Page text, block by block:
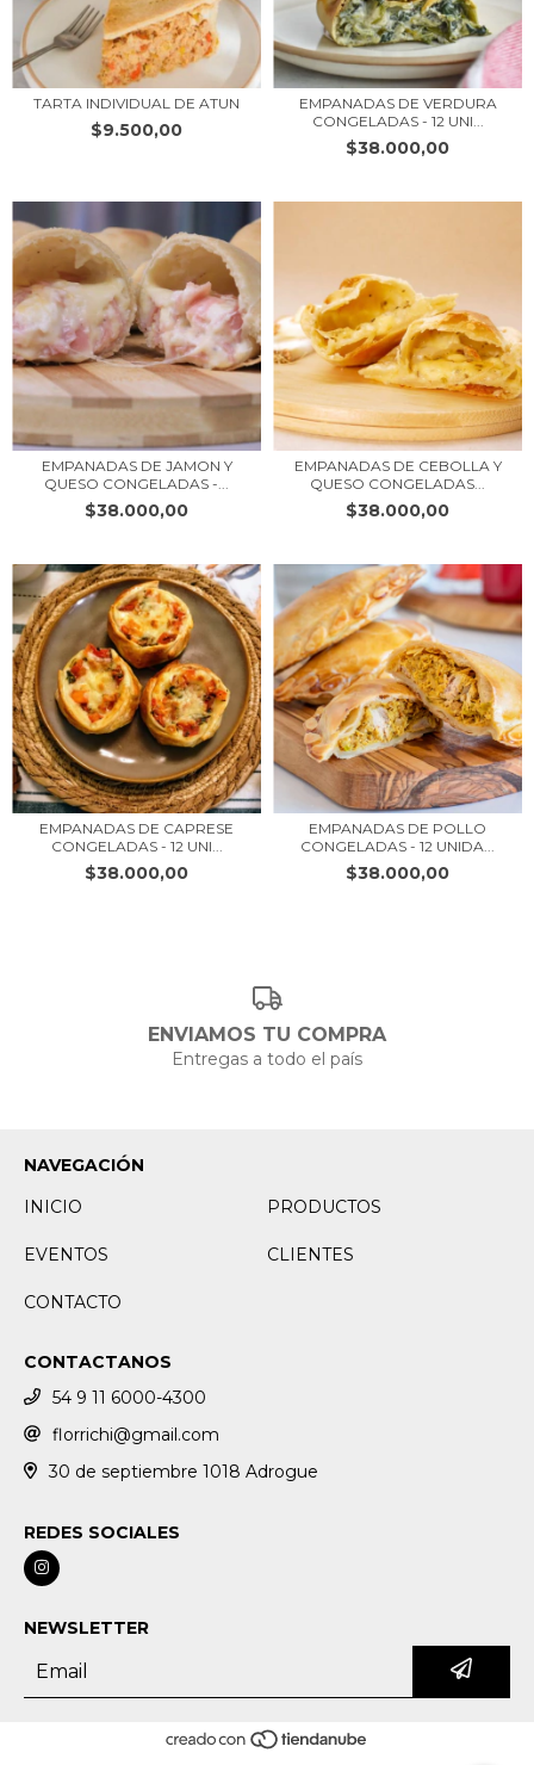
TARTA INDIVIDUAL DE ATUN
$9.500,00
EMPANADAS DE VERDURA
CONGELADAS - 12 UNI...
$38.000,00
EMPANADAS DE JAMON Y
QUESO CONGELADAS -...
$38.000,00
EMPANADAS DE CEBOLLA Y
QUESO CONGELADAS...
$38.000,00
EMPANADAS DE CAPRESE
CONGELADAS - 12 UNI...
$38.000,00
EMPANADAS DE POLLO
CONGELADAS - 12 UNIDA...
$38.000,00
ENVIAMOS TU COMPRA
Entregas a todo el país
NAVEGACIÓN
INICIO
PRODUCTOS
EVENTOS CLIENTES
CONTACTO
CONTACTANOS
54 9 11 6000-4300
florrichi@gmail.com
30 de septiembre 1018 Adrogue
REDES SOCIALES
NEWSLETTER